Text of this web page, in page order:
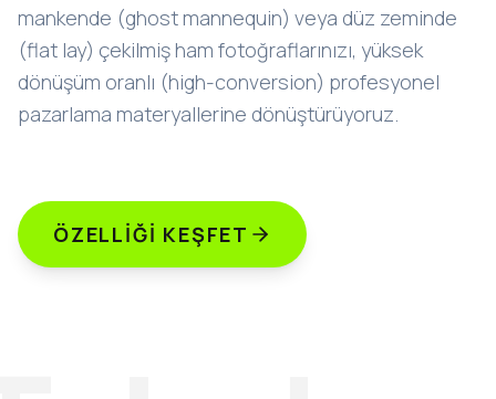
mankende (ghost mannequin) veya düz zeminde
(flat lay) çekilmiş ham fotoğraflarınızı, yüksek
dönüşüm oranlı (high-conversion) profesyonel
pazarlama materyallerine dönüştürüyoruz.
ÖZELLIĞI KEŞFET